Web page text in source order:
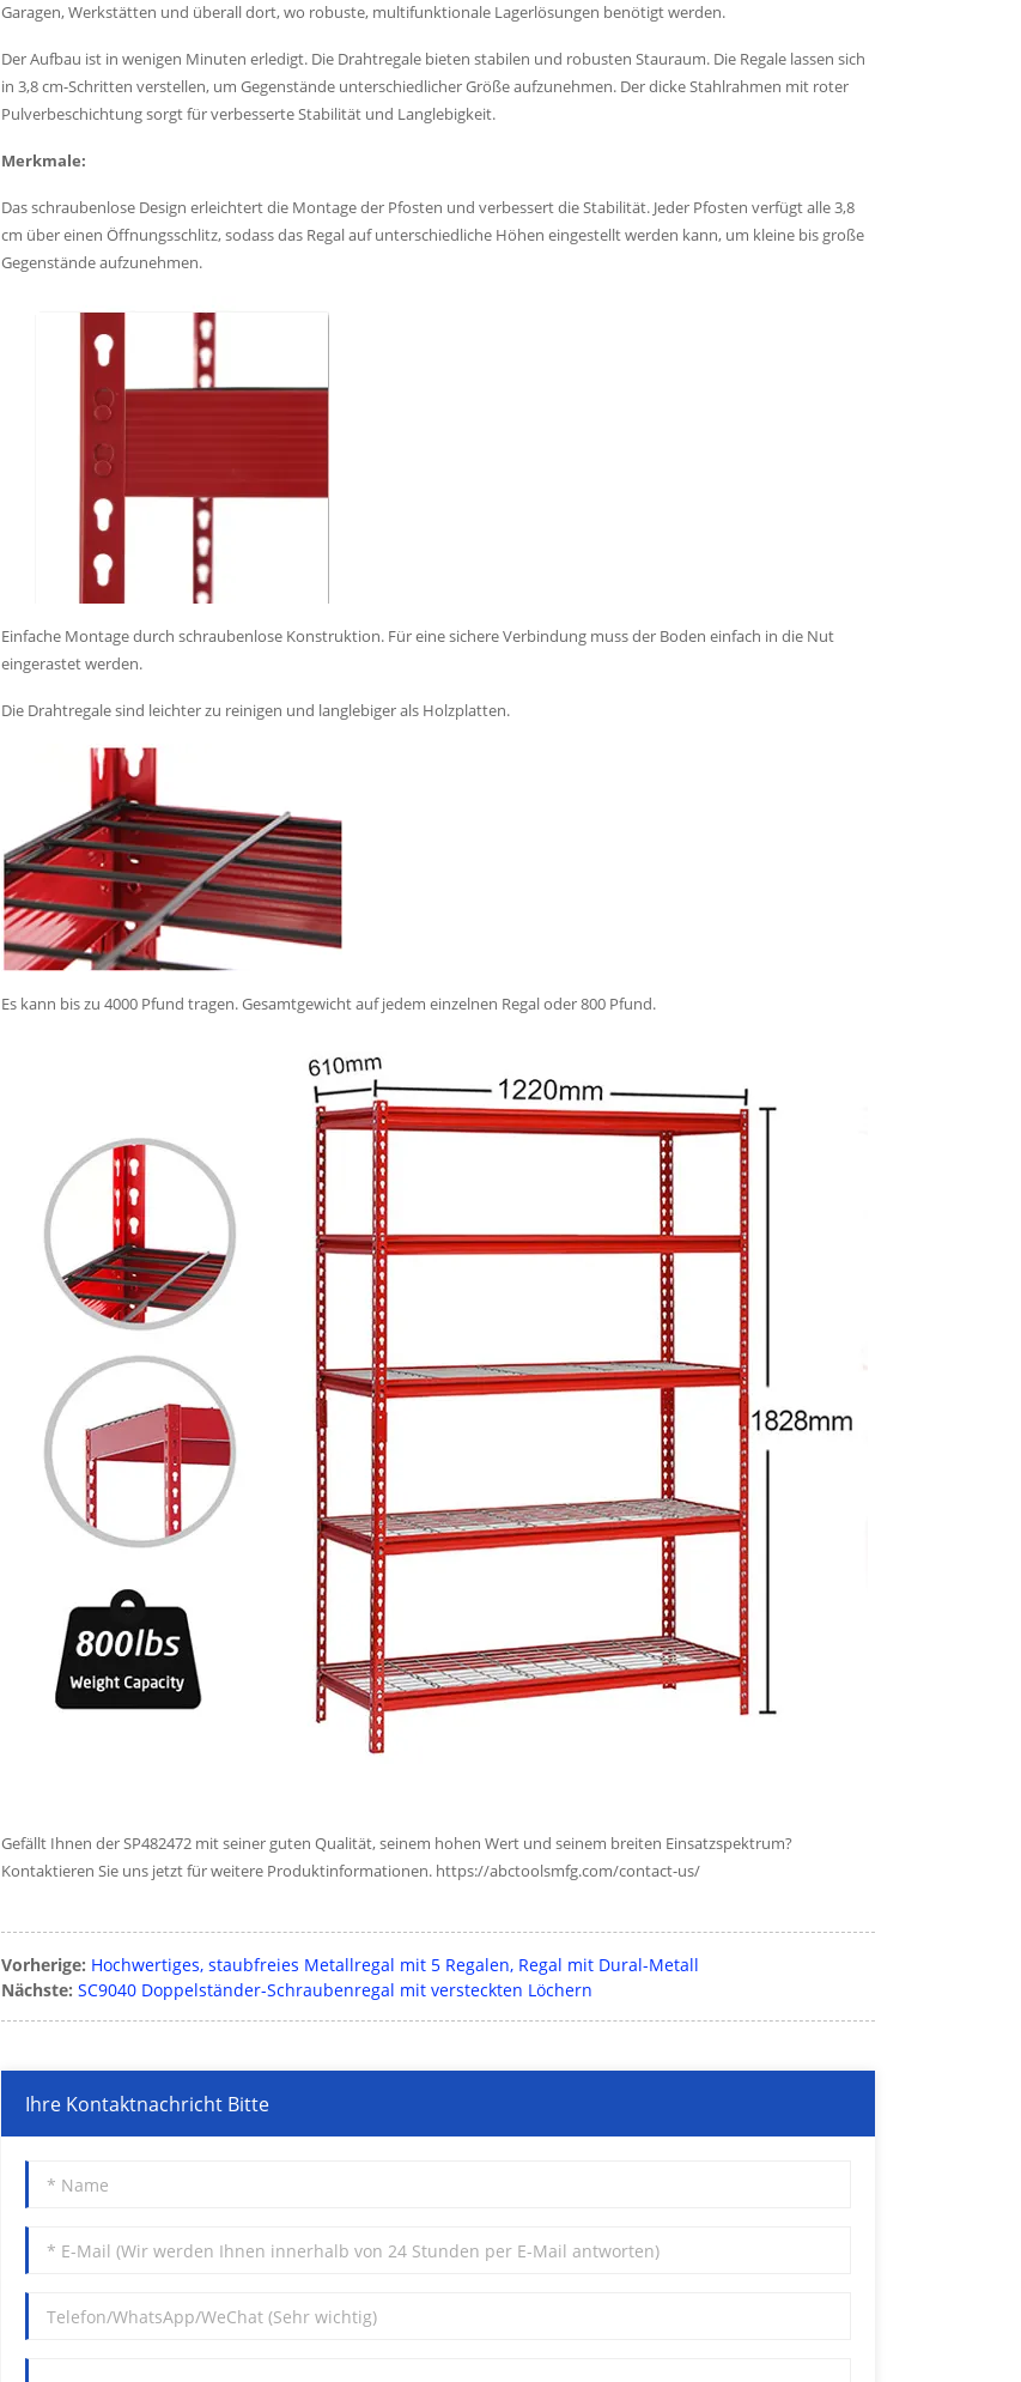
Garagen, Werkstätten und überall dort, wo robuste, multifunktionale Lagerlösungen benötigt werden.
Der Aufbau ist in wenigen Minuten erledigt. Die Drahtregale bieten stabilen und robusten Stauraum. Die Regale lassen sich
in 3,8 cm-Schritten verstellen, um Gegenstände unterschiedlicher Größe aufzunehmen. Der dicke Stahlrahmen mit roter
Pulverbeschichtung sorgt für verbesserte Stabilität und Langlebigkeit.
Merkmale:
Das schraubenlose Design erleichtert die Montage der Pfosten und verbessert die Stabilität. Jeder Pfosten verfügt alle 3,8
cm über einen Öffnungsschlitz, sodass das Regal auf unterschiedliche Höhen eingestellt werden kann, um kleine bis große
Gegenstände aufzunehmen.
Einfache Montage durch schraubenlose Konstruktion. Für eine sichere Verbindung muss der Boden einfach in die Nut
eingerastet werden.
Die Drahtregale sind leichter zu reinigen und langlebiger als Holzplatten.
Es kann bis zu 4000 Pfund tragen. Gesamtgewicht auf jedem einzelnen Regal oder 800 Pfund.
Gefällt Ihnen der SP482472 mit seiner guten Qualität, seinem hohen Wert und seinem breiten Einsatzspektrum?
Kontaktieren Sie uns jetzt für weitere Produktinformationen. https://abctoolsmfg.com/contact-us/
Vorherige: Hochwertiges, staubfreies Metallregal mit 5 Regalen, Regal mit Dural-Metall
Nächste: SC9040 Doppelständer-Schraubenregal mit versteckten Löchern
Ihre Kontaktnachricht Bitte